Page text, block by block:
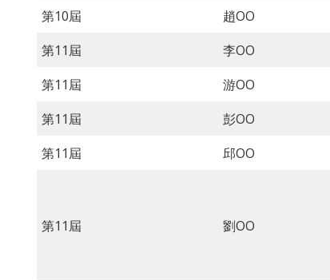
第10屆
趙OO
第11屆
李OO
第11屆
游OO
第11屆
彭OO
第11屆
邱OO
第11屆 劉OO